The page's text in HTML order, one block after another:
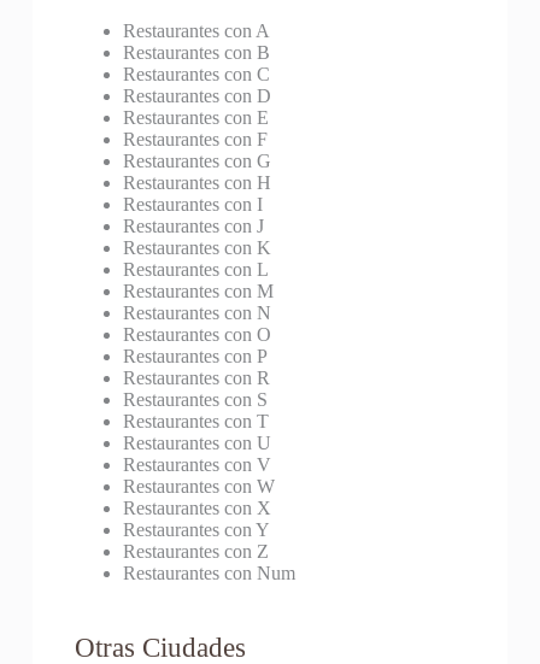
Restaurantes con A
Restaurantes con B
Restaurantes con C
Restaurantes con D
Restaurantes con E
Restaurantes con F
Restaurantes con G
Restaurantes con H
Restaurantes con I
Restaurantes con J
Restaurantes con K
Restaurantes con L
Restaurantes con M
Restaurantes con N
Restaurantes con O
Restaurantes con P
Restaurantes con R
Restaurantes con S
Restaurantes con T
Restaurantes con U
Restaurantes con V
Restaurantes con W
Restaurantes con X
Restaurantes con Y
Restaurantes con Z
Restaurantes con Num
Otras Ciudades